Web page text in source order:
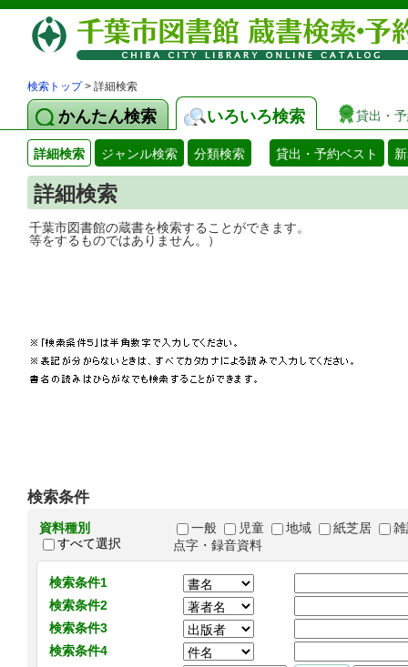
検索トップ> 詳細検索
かんたん検索 いろいろ検索 貸出・
詳細検索 ジャンル検索 分類検索 貸出・予約ベスト
詳細検索
千葉市図書館の蔵書を検索することがで
等をするものではありません。）
検索条件
資料種別
すべて選択
一般 児童 地域 紙芝居
点字・録音資料
検索条件1
検索条件2
検索条件3
検索条件4